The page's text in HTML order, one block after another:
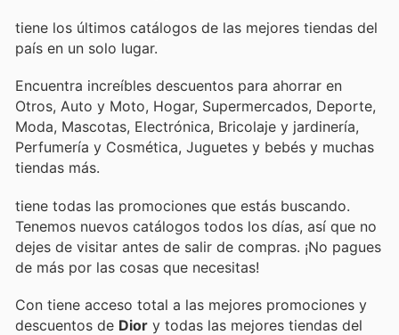
tiene los últimos catálogos de las mejores tiendas del
país en un solo lugar.
Encuentra increíbles descuentos para ahorrar en
Otros, Auto y Moto, Hogar, Supermercados, Deporte,
Moda, Mascotas, Electrónica, Bricolaje y jardinería,
Perfumería y Cosmética, Juguetes y bebés y muchas
tiendas más.
tiene todas las promociones que estás buscando.
Tenemos nuevos catálogos todos los días, así que no
dejes de visitar antes de salir de compras. ¡No pagues
de más por las cosas que necesitas!
Con tiene acceso total a las mejores promociones y
descuentos de Dior y todas las mejores tiendas del